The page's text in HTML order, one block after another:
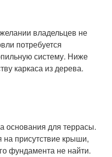
владельцев не
потребуется
систему. Ниже
каркаса из дерева.
основания для террасы.
на присутствие крыши,
фундамента не найти.